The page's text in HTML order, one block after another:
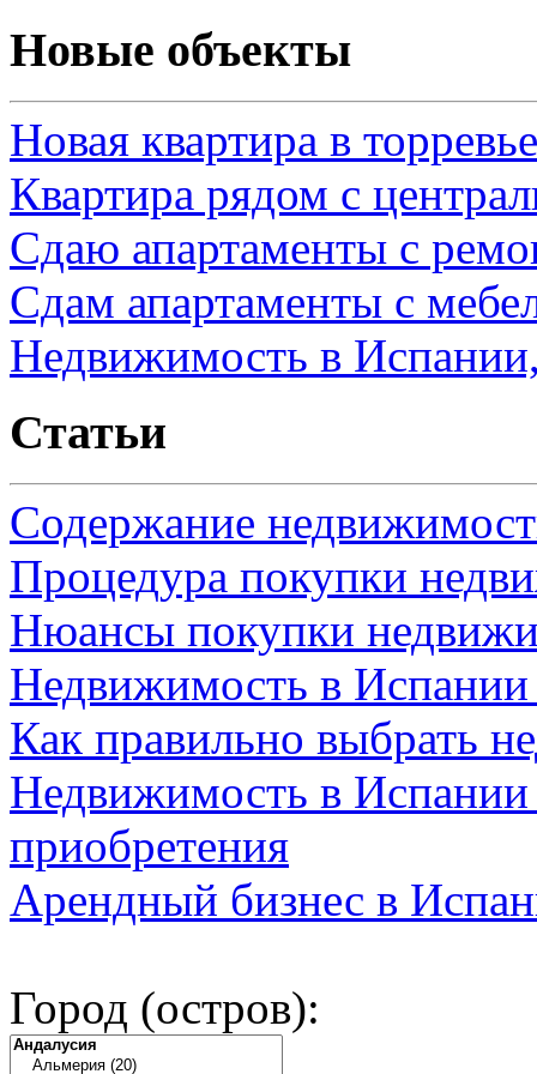
Новые объекты
Новая квартира в
Квартира рядом с
Сдаю апартаменты с
Сдам апартаменты с
Недвижимость в
Статьи
Содержание
Процедура покупки
Нюансы покупки
Недвижимость в
Как правильно выбрать
Недвижимость в Испании
приобретения
Арендный бизнес в
Город (остров):